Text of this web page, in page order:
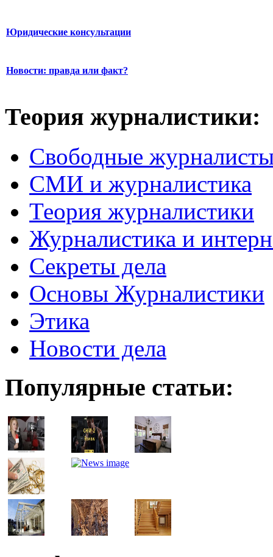
Юридические консультации
Новости: правда или факт?
Теория журналистики:
Свободные
СМИ и журналистика
Теория журналистики
Журналистика и
Секреты дела
Основы Журналистики
Этика
Новости дела
Популярные статьи: